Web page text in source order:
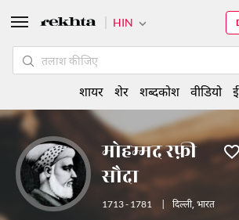
मोहम्मद रफ़ी
सौदा
1713 - 1781 दिल्ली, भारत
HIN
शायर शेर शब्दकोश वीडियो